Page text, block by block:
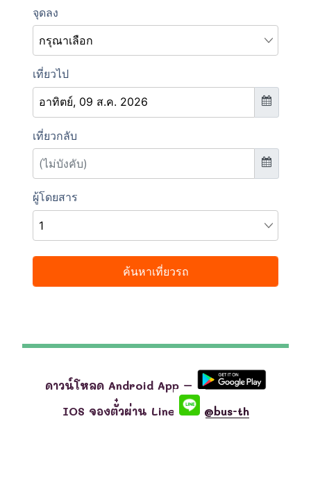
ดาวน์โหลด Android App –
IOS จองตั๋วผ่าน Line
@bus-th